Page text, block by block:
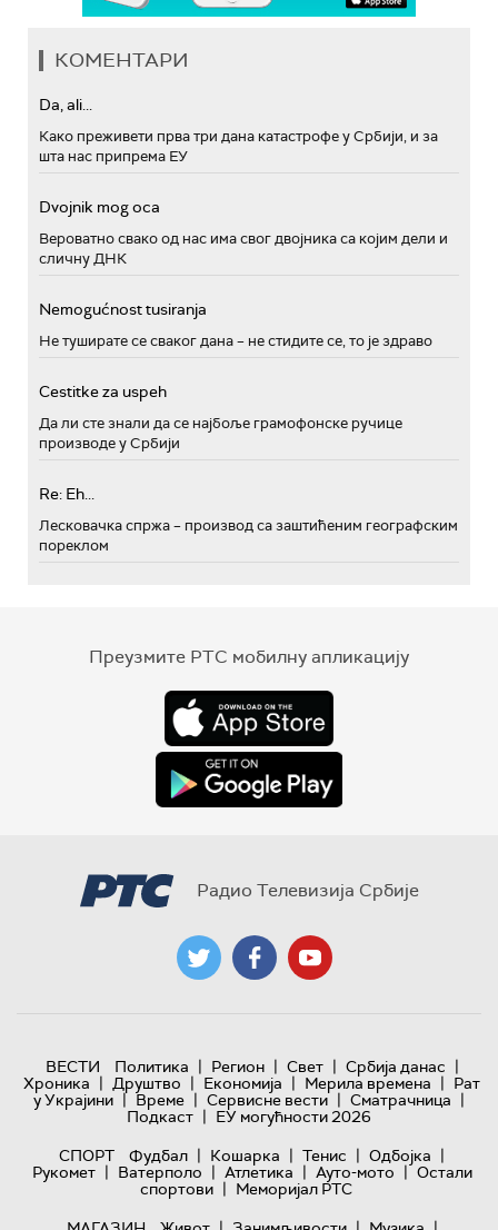
КОМЕНТАРИ
Da, ali...
Како преживети прва три дана катастрофе у Србији, и за
шта нас припрема ЕУ
Dvojnik mog oca
Вероватно свако од нас има свог двојника са којим дели и
сличну ДНК
Nemogućnost tusiranja
Не туширате се сваког дана – не стидите се, то је здраво
Cestitke za uspeh
Да ли сте знали да се најбоље грамофонске ручице
производе у Србији
Re: Eh...
Лесковачка спржа – производ са заштићеним географским
пореклом
Преузмите РТС мобилну апликацију
Радио Телевизија Србије
ВЕСТИ Политика | Регион | Свет | Србија данас |
Хроника | Друштво | Економија | Мерила времена | Рат
у Украјини | Време | Сервисне вести | Сматрачница |
Подкаст | ЕУ могућности 2026
СПОРТ
Фудбал | Кошарка | Тенис | Одбојка |
Рукомет | Ватерполо | Атлетика | Ауто-мото | Остали
спортови | Меморијал РТС